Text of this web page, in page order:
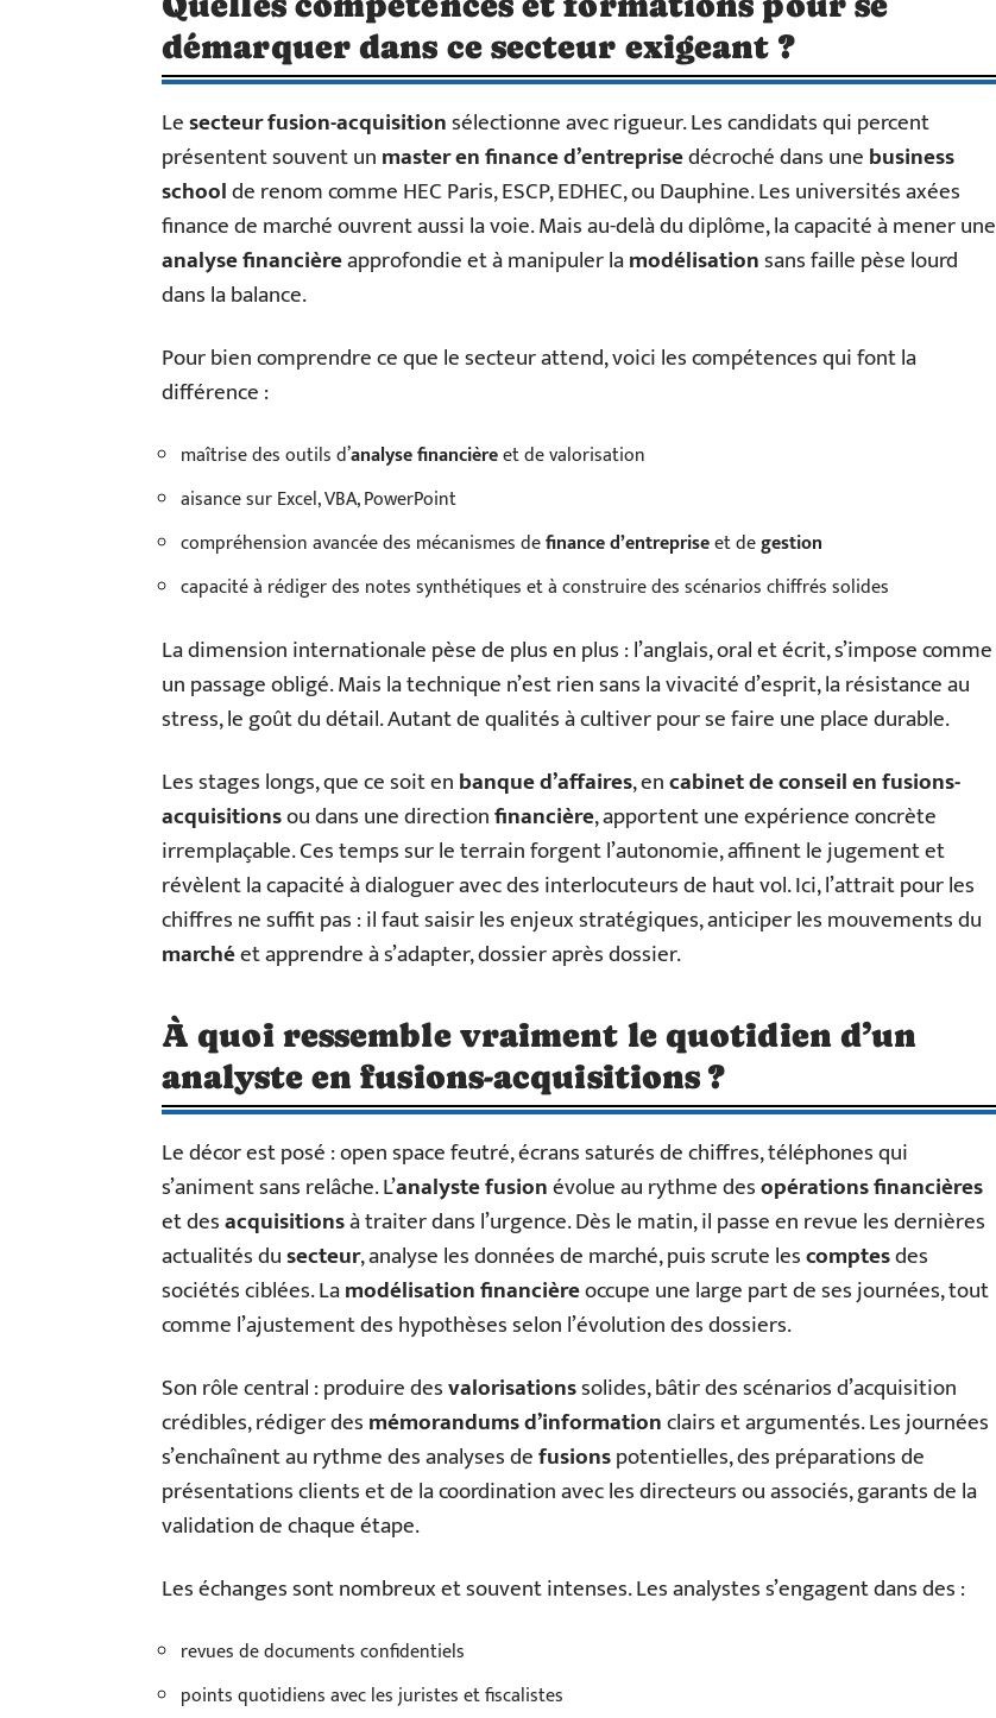
démarquer dans ce secteur exigeant ?
Lesecteur fusion-acquisitionsélectionne avec rigueur. Les candidats qui percent
présentent souvent unmaster en finance d’entreprisedécroché dans unebusiness
schoolde renom comme HEC Paris, ESCP, EDHEC, ou Dauphine. Les universités axées
finance de marché ouvrent aussi la voie. Mais au-delà du diplôme, la capacité à mener une
analyse financièreapprofondie et à manipuler lamodélisationsans faille pèse lourd
dans la balance.
Pour bien comprendre ce que le secteur attend, voici les compétences qui font la
différence :
maîtrise des outils d’analyse financièreet de valorisation
aisance sur Excel, VBA, PowerPoint
compréhension avancée des mécanismes definance d’entrepriseet degestion
capacité à rédiger des notes synthétiques et à construire des scénarios chiffrés solides
La dimension internationale pèse de plus en plus : l’anglais, oral et écrit, s’impose comme
un passage obligé. Mais la technique n’est rien sans la vivacité d’esprit, la résistance au
stress, le goût du détail. Autant de qualités à cultiver pour se faire une place durable.
Les stages longs, que ce soit enbanque d’affaires, encabinet de conseil en fusions-
acquisitionsou dans une directionfinancière, apportent une expérience concrète
irremplaçable. Ces temps sur le terrain forgent l’autonomie, affinent le jugement et
révèlent la capacité à dialoguer avec des interlocuteurs de haut vol. Ici, l’attrait pour les
chiffres ne suffit pas : il faut saisir les enjeux stratégiques, anticiper les mouvements du
marchéet apprendre à s’adapter, dossier après dossier.
À quoi ressemble vraiment le quotidien d’un
analyste en fusions-acquisitions ?
Le décor est posé : open space feutré, écrans saturés de chiffres, téléphones qui
s’animent sans relâche. L’analyste fusionévolue au rythme desopérations financières
et desacquisitionsà traiter dans l’urgence. Dès le matin, il passe en revue les dernières
actualités dusecteur, analyse les données de marché, puis scrute lescomptesdes
sociétés ciblées. Lamodélisation financièreoccupe une large part de ses journées, tout
comme l’ajustement des hypothèses selon l’évolution des dossiers.
Son rôle central : produire desvalorisationssolides, bâtir des scénarios d’acquisition
crédibles, rédiger desmémorandums d’informationclairs et argumentés. Les journées
s’enchaînent au rythme des analyses defusionspotentielles, des préparations de
présentations clients et de la coordination avec les directeurs ou associés, garants de la
validation de chaque étape.
Les échanges sont nombreux et souvent intenses. Les analystes s’engagent dans des :
revues de documents confidentiels
points quotidiens avec les juristes et fiscalistes